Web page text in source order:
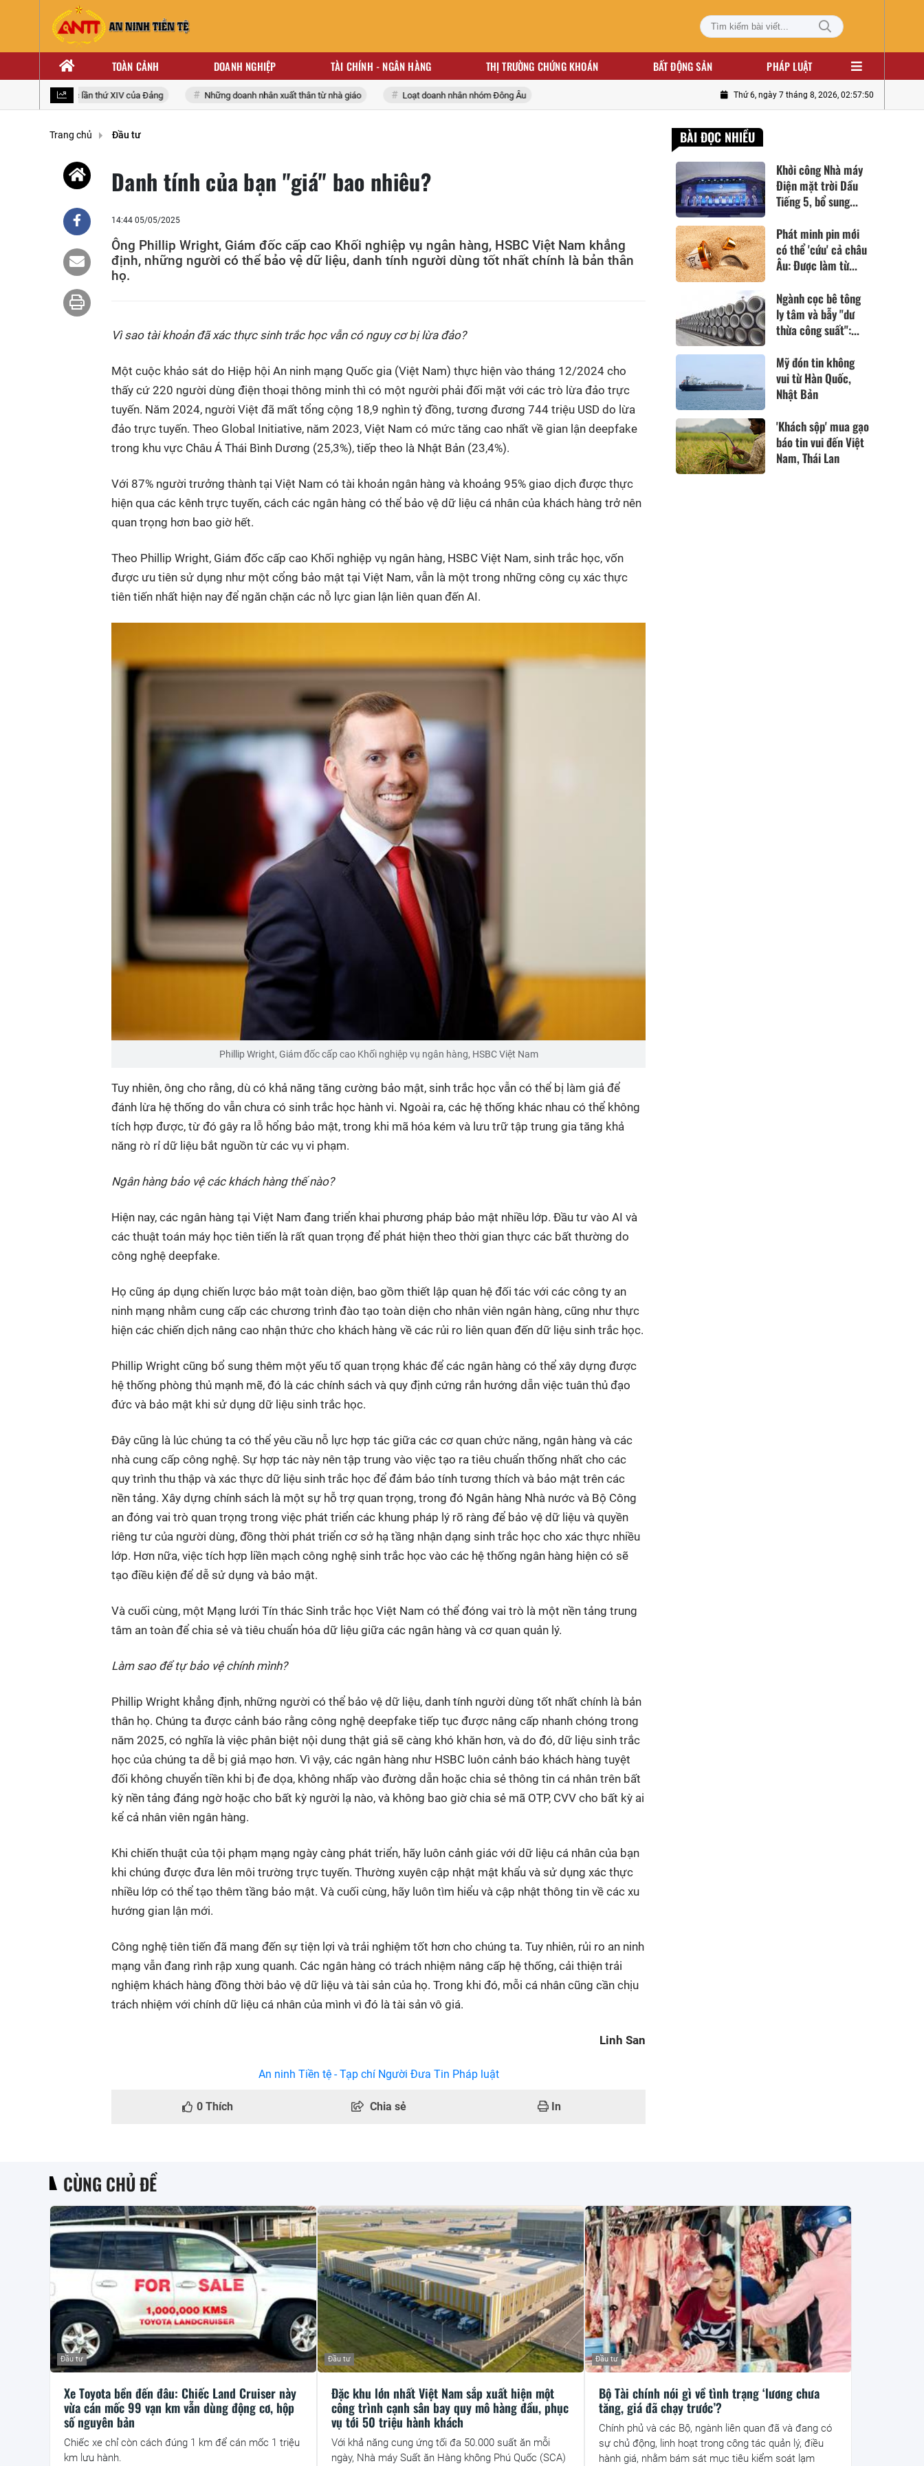
TOÀN CẢNH DOANH NGHIỆP TÀI CHÍNH - NGÂN HÀNG THỊ TRƯỜNG CHỨNG KHOÁN BẤT ĐỘNG SẢN PHÁP LUẬT
biểu toàn quốc lần thứ XIV của Đảng Những doanh nhân xuất thân từ nhà giáo Loạt doanh nhân nhóm Đông Âu Thứ 6, ngày 7 tháng 8, 2026, 02:57:51
Trang chủ Đầu tư
Danh tính của bạn "giá" bao nhiêu?
14:44 05/05/2025
Ông Phillip Wright, Giám đốc cấp cao Khối nghiệp vụ ngân hàng, HSBC Việt Nam khẳng
định, những người có thể bảo vệ dữ liệu, danh tính người dùng tốt nhất chính là bản thân
họ.
Vì sao tài khoản đã xác thực sinh trắc học vẫn có nguy cơ bị lừa đảo?
Một cuộc khảo sát do Hiệp hội An ninh mạng Quốc gia (Việt Nam) thực hiện vào tháng 12/2024 cho
thấy cứ 220 người dùng điện thoại thông minh thì có một người phải đối mặt với các trò lừa đảo trực
tuyến. Năm 2024, người Việt đã mất tổng cộng 18,9 nghìn tỷ đồng, tương đương 744 triệu USD do lừa
đảo trực tuyến. Theo Global Initiative, năm 2023, Việt Nam có mức tăng cao nhất về gian lận deepfake
trong khu vực Châu Á Thái Bình Dương (25,3%), tiếp theo là Nhật Bản (23,4%).
Với 87% người trưởng thành tại Việt Nam có tài khoản ngân hàng và khoảng 95% giao dịch được thực
hiện qua các kênh trực tuyến, cách các ngân hàng có thể bảo vệ dữ liệu cá nhân của khách hàng trở nên
quan trọng hơn bao giờ hết.
Theo Phillip Wright, Giám đốc cấp cao Khối nghiệp vụ ngân hàng, HSBC Việt Nam, sinh trắc học, vốn
được ưu tiên sử dụng như một cổng bảo mật tại Việt Nam, vẫn là một trong những công cụ xác thực
tiên tiến nhất hiện nay để ngăn chặn các nỗ lực gian lận liên quan đến AI.
Phillip Wright, Giám đốc cấp cao Khối nghiệp vụ ngân hàng, HSBC Việt Nam
Tuy nhiên, ông cho rằng, dù có khả năng tăng cường bảo mật, sinh trắc học vẫn có thể bị làm giả để
đánh lừa hệ thống do vẫn chưa có sinh trắc học hành vi. Ngoài ra, các hệ thống khác nhau có thể không
tích hợp được, từ đó gây ra lỗ hổng bảo mật, trong khi mã hóa kém và lưu trữ tập trung gia tăng khả
năng rò rỉ dữ liệu bắt nguồn từ các vụ vi phạm.
Ngân hàng bảo vệ các khách hàng thế nào?
Hiện nay, các ngân hàng tại Việt Nam đang triển khai phương pháp bảo mật nhiều lớp. Đầu tư vào AI và
các thuật toán máy học tiên tiến là rất quan trọng để phát hiện theo thời gian thực các bất thường do
công nghệ deepfake.
Họ cũng áp dụng chiến lược bảo mật toàn diện, bao gồm thiết lập quan hệ đối tác với các công ty an
ninh mạng nhằm cung cấp các chương trình đào tạo toàn diện cho nhân viên ngân hàng, cũng như thực
hiện các chiến dịch nâng cao nhận thức cho khách hàng về các rủi ro liên quan đến dữ liệu sinh trắc học.
Phillip Wright cũng bổ sung thêm một yếu tố quan trọng khác để các ngân hàng có thể xây dựng được
hệ thống phòng thủ mạnh mẽ, đó là các chính sách và quy định cứng rắn hướng dẫn việc tuân thủ đạo
đức và bảo mật khi sử dụng dữ liệu sinh trắc học.
Đây cũng là lúc chúng ta có thể yêu cầu nỗ lực hợp tác giữa các cơ quan chức năng, ngân hàng và các
nhà cung cấp công nghệ. Sự hợp tác này nên tập trung vào việc tạo ra tiêu chuẩn thống nhất cho các
quy trình thu thập và xác thực dữ liệu sinh trắc học để đảm bảo tính tương thích và bảo mật trên các
nền tảng. Xây dựng chính sách là một sự hỗ trợ quan trọng, trong đó Ngân hàng Nhà nước và Bộ Công
an đóng vai trò quan trọng trong việc phát triển các khung pháp lý rõ ràng để bảo vệ dữ liệu và quyền
riêng tư của người dùng, đồng thời phát triển cơ sở hạ tầng nhận dạng sinh trắc học cho xác thực nhiều
lớp. Hơn nữa, việc tích hợp liền mạch công nghệ sinh trắc học vào các hệ thống ngân hàng hiện có sẽ
tạo điều kiện để dễ sử dụng và bảo mật.
Và cuối cùng, một Mạng lưới Tín thác Sinh trắc học Việt Nam có thể đóng vai trò là một nền tảng trung
tâm an toàn để chia sẻ và tiêu chuẩn hóa dữ liệu giữa các ngân hàng và cơ quan quản lý.
Làm sao để tự bảo vệ chính mình?
Phillip Wright khẳng định, những người có thể bảo vệ dữ liệu, danh tính người dùng tốt nhất chính là bản
thân họ. Chúng ta được cảnh báo rằng công nghệ deepfake tiếp tục được nâng cấp nhanh chóng trong
năm 2025, có nghĩa là việc phân biệt nội dung thật giả sẽ càng khó khăn hơn, và do đó, dữ liệu sinh trắc
học của chúng ta dễ bị giả mạo hơn. Vì vậy, các ngân hàng như HSBC luôn cảnh báo khách hàng tuyệt
đối không chuyển tiền khi bị đe dọa, không nhấp vào đường dẫn hoặc chia sẻ thông tin cá nhân trên bất
kỳ nền tảng đáng ngờ hoặc cho bất kỳ người lạ nào, và không bao giờ chia sẻ mã OTP, CVV cho bất kỳ ai
kể cả nhân viên ngân hàng.
Khi chiến thuật của tội phạm mạng ngày càng phát triển, hãy luôn cảnh giác với dữ liệu cá nhân của bạn
khi chúng được đưa lên môi trường trực tuyến. Thường xuyên cập nhật mật khẩu và sử dụng xác thực
nhiều lớp có thể tạo thêm tầng bảo mật. Và cuối cùng, hãy luôn tìm hiểu và cập nhật thông tin về các xu
hướng gian lận mới.
Công nghệ tiên tiến đã mang đến sự tiện lợi và trải nghiệm tốt hơn cho chúng ta. Tuy nhiên, rủi ro an ninh
mạng vẫn đang rình rập xung quanh. Các ngân hàng có trách nhiệm nâng cấp hệ thống, cải thiện trải
nghiệm khách hàng đồng thời bảo vệ dữ liệu và tài sản của họ. Trong khi đó, mỗi cá nhân cũng cần chịu
trách nhiệm với chính dữ liệu cá nhân của mình vì đó là tài sản vô giá.
Linh San
An ninh Tiền tệ - Tạp chí Người Đưa Tin Pháp luật
0 Thích Chia sẻ In
BÀI ĐỌC NHIỀU
Khởi công Nhà máy
Điện mặt trời Dầu
Tiếng 5, bổ sung...
Phát minh pin mới
có thể 'cứu' cả châu
Âu: Được làm từ...
Ngành cọc bê tông
ly tâm và bẫy "dư
thừa công suất":...
Mỹ đón tin không
vui từ Hàn Quốc,
Nhật Bản
'Khách sộp' mua gạo
báo tin vui đến Việt
Nam, Thái Lan
CÙNG CHỦ ĐỀ
Xe Toyota bền đến đâu: Chiếc Land Cruiser này
vừa cán mốc 99 vạn km vẫn dùng động cơ, hộp
số nguyên bản
Đầu tư
Chiếc xe chỉ còn cách đúng 1 km để cán mốc 1 triệu
km lưu hành.
Đặc khu lớn nhất Việt Nam sắp xuất hiện một
công trình cạnh sân bay quy mô hàng đầu, phục
vụ tới 50 triệu hành khách
Đầu tư
Với khả năng cung ứng tối đa 50.000 suất ăn mỗi
ngày, Nhà máy Suất ăn Hàng không Phú Quốc (SCA)
Bộ Tài chính nói gì về tình trạng ‘lương chưa
tăng, giá đã chạy trước’?
Đầu tư
Chính phủ và các Bộ, ngành liên quan đã và đang có
sự chủ động, linh hoạt trong công tác quản lý, điều
hành giá, nhằm bám sát mục tiêu kiểm soát lạm